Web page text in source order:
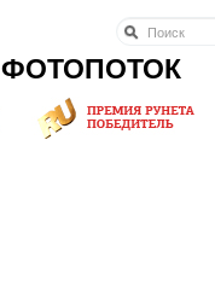
ФОТОПОТОК